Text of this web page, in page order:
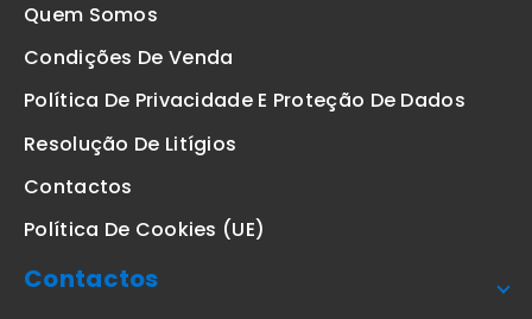
Quem Somos
Condições De Venda
Política De Privacidade E Proteção De Dados
Resolução De Litígios
Contactos
Política De Cookies (UE)
Contactos